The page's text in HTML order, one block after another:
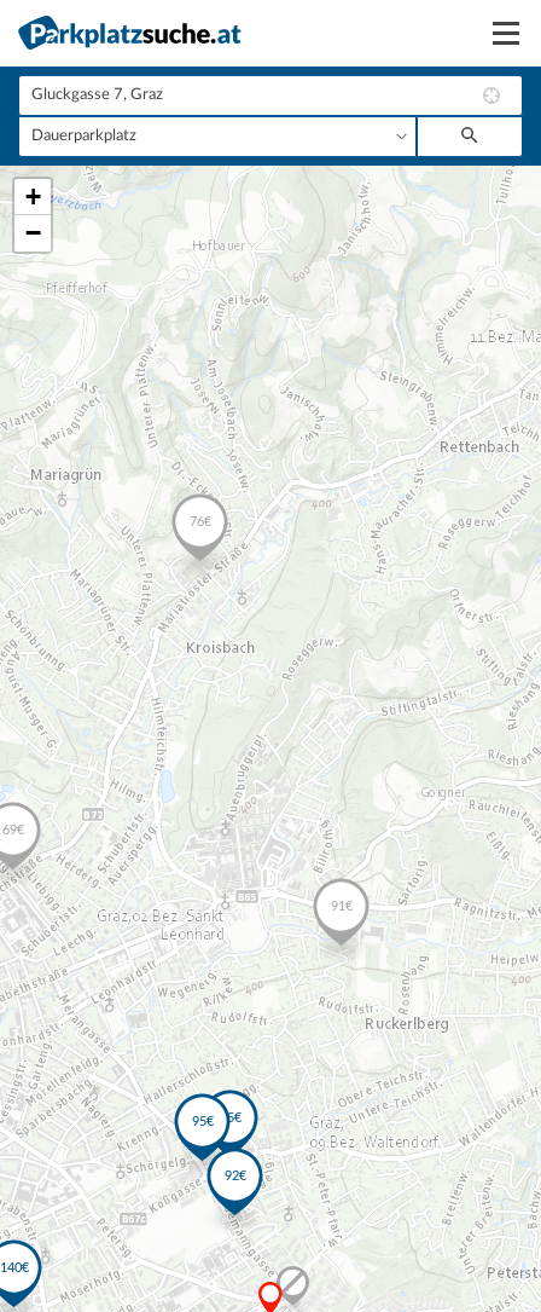
Suchen
Vermieten
Anmelden
+
−